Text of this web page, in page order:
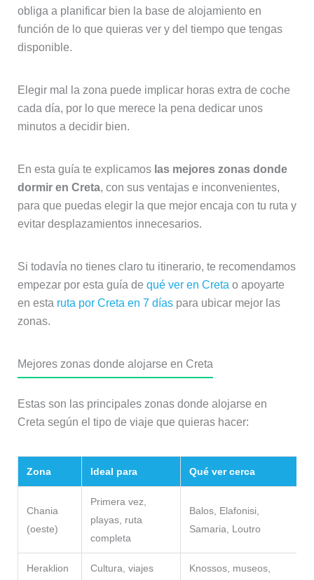
obliga a planificar bien la base de alojamiento en
función de lo que quieras ver y del tiempo que tengas
disponible.
Elegir mal la zona puede implicar horas extra de coche
cada día, por lo que merece la pena dedicar unos
minutos a decidir bien.
En esta guía te explicamos las mejores zonas donde
dormir en Creta, con sus ventajas e inconvenientes,
para que puedas elegir la que mejor encaja con tu ruta y
evitar desplazamientos innecesarios.
Si todavía no tienes claro tu itinerario, te recomendamos
empezar por esta guía de qué ver en Creta o apoyarte
en esta ruta por Creta en 7 díaspara ubicar mejor las
zonas.
Mejores zonas donde alojarse en Creta
Estas son las principales zonas donde alojarse en
Creta según el tipo de viaje que quieras hacer:
Zona Ideal para Qué ver cerca
Chania
(oeste)
Primera vez,
playas, ruta
completa
Balos, Elafonisi,
Samaria, Loutro
Heraklion
Cultura, viajes
Knossos, museos,